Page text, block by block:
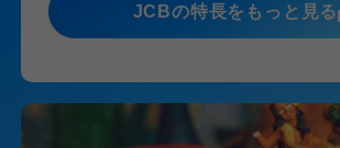
JCBの特長をもっと見る